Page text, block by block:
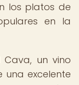
los platos de
en la
un vino
una excelente